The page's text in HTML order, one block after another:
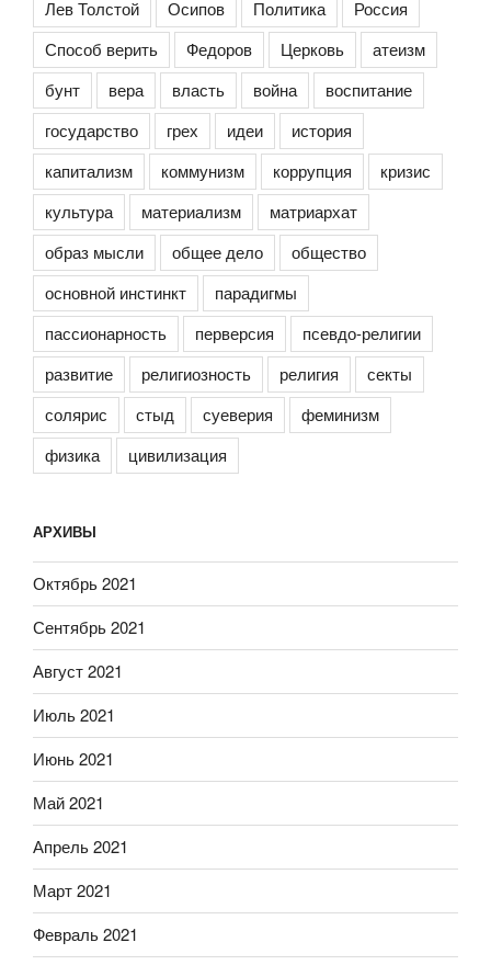
Лев Толстой Осипов Политика
Россия
Способ верить
Федоров Церковь
атеизм
бунт
вера власть война
воспитание
государство
грех идеи
история
капитализм
коммунизм коррупция
кризис
культура
материализм
матриархат
образ мысли
общее дело
общество
основной инстинкт
парадигмы
пассионарность
перверсия
псевдо-религии
развитие
религиозность религия
секты
солярис
стыд суеверия
феминизм
физика
цивилизация
АРХИВЫ
Октябрь 2021
Сентябрь 2021
Август 2021
Июль 2021
Июнь 2021
Май 2021
Апрель 2021
Март 2021
Февраль 2021